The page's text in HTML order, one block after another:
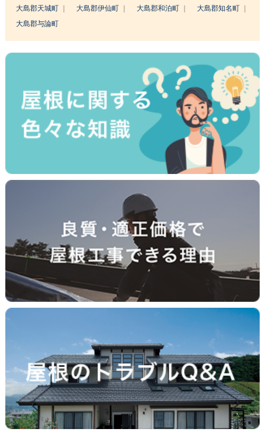
大島郡天城町
大島郡伊仙町 大島郡和泊町
大島郡知名町
大島郡与論町